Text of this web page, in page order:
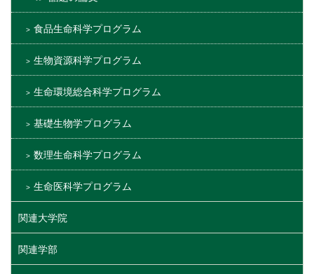
食品生命科学プログラム
生物資源科学プログラム
生命環境総合科学プログラム
基礎生物学プログラム
数理生命科学プログラム
生命医科学プログラム
関連大学院
関連学部